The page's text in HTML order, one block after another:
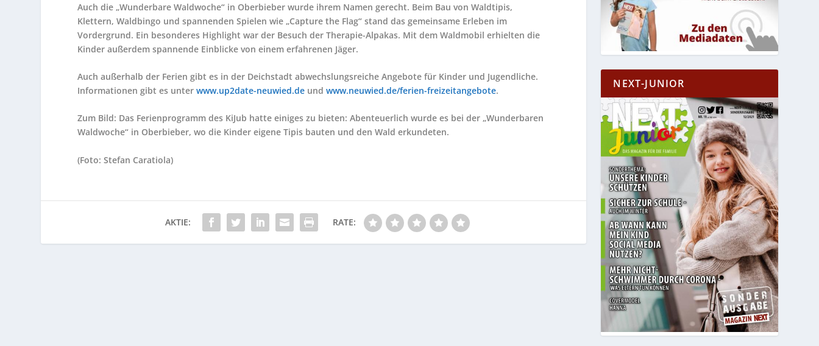
Auch die „Wunderbare Waldwoche“ in Oberbieber wurde ihrem Namen gerecht. Beim Bau von Waldtipis,
Klettern, Waldbingo und spannenden Spielen wie „Capture the Flag“ stand das gemeinsame Erleben im
Vordergrund. Ein besonderes Highlight war der Besuch der Therapie-Alpakas. Mit dem Waldmobil erhielten die
Kinder außerdem spannende Einblicke von einem erfahrenen Jäger.
Auch außerhalb der Ferien gibt es in der Deichstadt abwechslungsreiche Angebote für Kinder und Jugendliche.
Informationen gibt es unterwww.up2date-neuwied.de undwww.neuwied.de/ferien-freizeitangebote.
Zum Bild: Das Ferienprogramm des KiJub hatte einiges zu bieten: Abenteuerlich wurde es bei der „Wunderbaren
Waldwoche“ in Oberbieber, wo die Kinder eigene Tipis bauten und den Wald erkundeten.
(Foto: Stefan Caratiola)
AKTIE: RATE:
NEXT-JUNIOR